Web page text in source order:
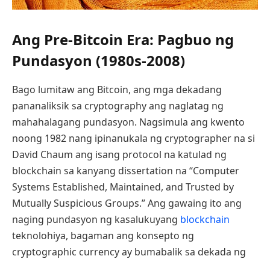
Ang Pre-Bitcoin Era: Pagbuo ng
Pundasyon (1980s-2008)
Bago lumitaw ang Bitcoin, ang mga dekadang
pananaliksik sa cryptography ang naglatag ng
mahahalagang pundasyon. Nagsimula ang kwento
noong 1982 nang ipinanukala ng cryptographer na si
David Chaum ang isang protocol na katulad ng
blockchain sa kanyang dissertation na “Computer
Systems Established, Maintained, and Trusted by
Mutually Suspicious Groups.” Ang gawaing ito ang
naging pundasyon ng kasalukuyang blockchain
teknolohiya, bagaman ang konsepto ng
cryptographic currency ay bumabalik sa dekada ng